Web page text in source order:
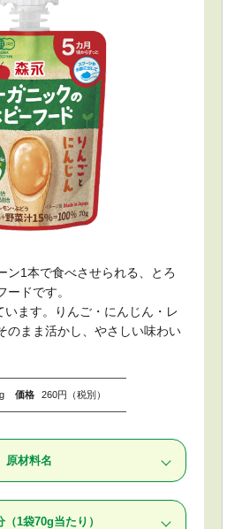
ン1本で食べさせられる、とろ
ードです。
ます。りんご・にんじん・レ
のまま活かし、やさしい味わい
価格 260円（税別）
原材料名
ニュージーランド）、有機レモ
にんじん、でんぷん、寒天／ゲ
（1袋70g当たり）